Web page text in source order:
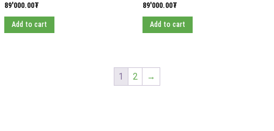
89'000.00₮
Add to cart
89'000.00₮
Add to cart
1 2 →